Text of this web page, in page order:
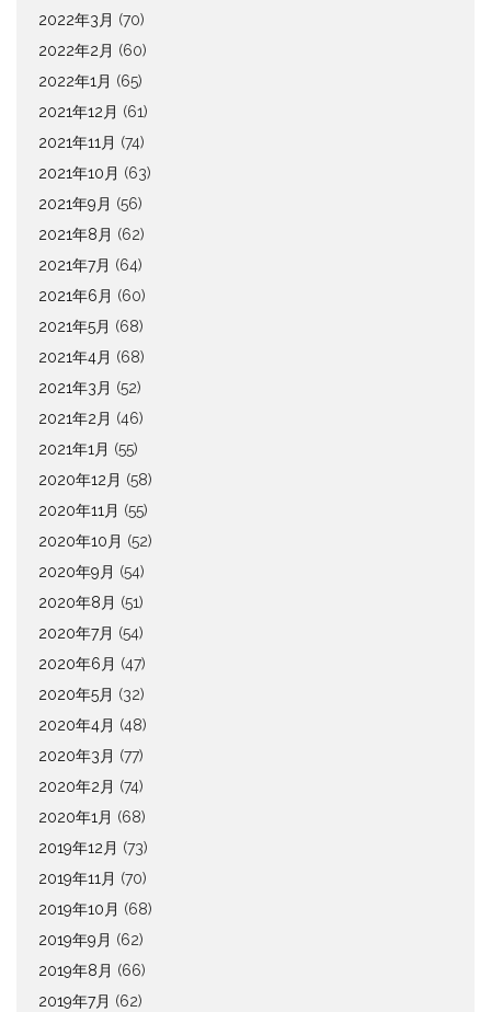
2022年3月 (70)
2022年2月 (60)
2022年1月 (65)
2021年12月 (61)
2021年11月 (74)
2021年10月 (63)
2021年9月 (56)
2021年8月 (62)
2021年7月 (64)
2021年6月 (60)
2021年5月 (68)
2021年4月 (68)
2021年3月 (52)
2021年2月 (46)
2021年1月 (55)
2020年12月 (58)
2020年11月 (55)
2020年10月 (52)
2020年9月 (54)
2020年8月 (51)
2020年7月 (54)
2020年6月 (47)
2020年5月 (32)
2020年4月 (48)
2020年3月 (77)
2020年2月 (74)
2020年1月 (68)
2019年12月 (73)
2019年11月 (70)
2019年10月 (68)
2019年9月 (62)
2019年8月 (66)
2019年7月 (62)